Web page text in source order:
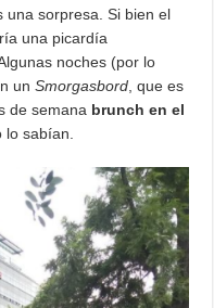
una sorpresa. Si bien el
una picardía
noches (por lo
unSmorgasbord , que es
de semana brunch en el
sabían.